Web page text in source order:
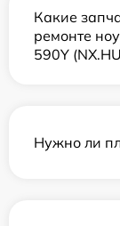
Какие
ремонте
590Y
Нужно ли